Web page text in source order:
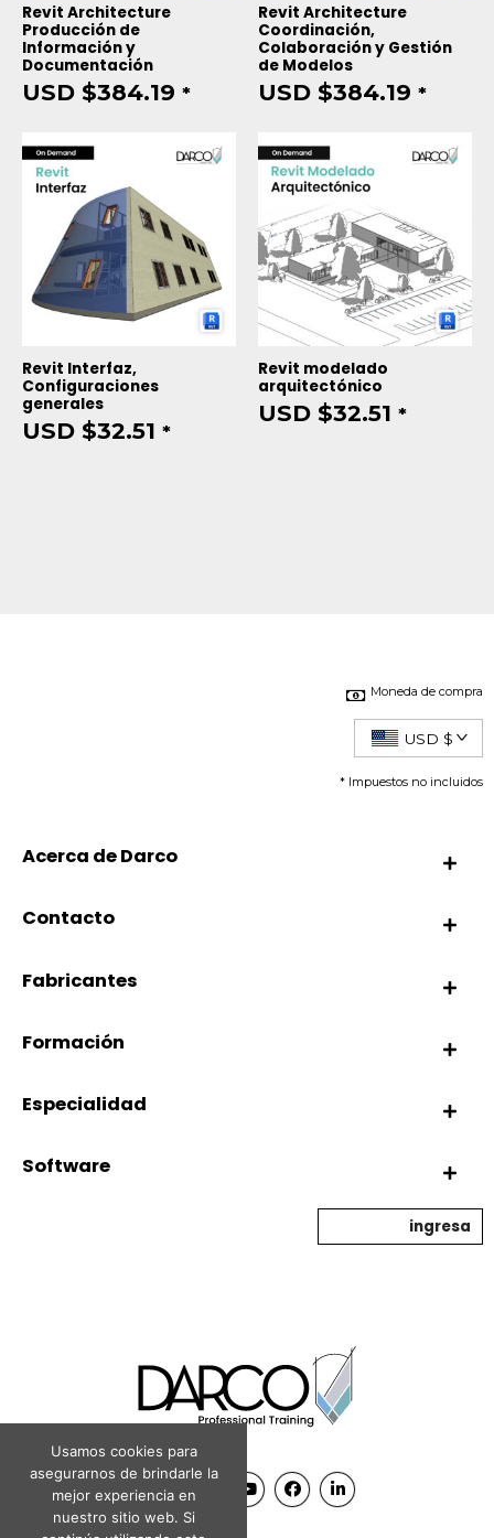
Revit Architecture
Producción de
Información y
Documentación
USD $384.19 *
Revit Architecture
Coordinación,
Colaboración y Gestión
de Modelos
USD $384.19 *
Revit Interfaz,
Configuraciones
generales
USD $32.51 *
Revit modelado
arquitectónico
USD $32.51 *
Moneda de compra
USD $
* Impuestos no incluidos
Acerca de Darco
Contacto
Fabricantes
Formación
Especialidad
Software
ingresa
Usamos cookies para
asegurarnos de brindarle la
mejor experiencia en
nuestro sitio web. Si